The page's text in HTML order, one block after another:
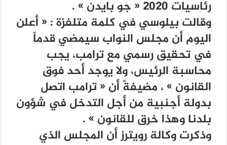
ﺭﺋﺎﺳﻴﺎﺕ 2020 ‏« ﺟﻮ ﺑﺎﻳﺪﻥ ‏» .
ﻭﻗﺎﻟﺖ ﺑﻴﻠﻮﺳﻲ ﻓﻲ ﻛﻠﻤﺔ ﻣﺘﻠﻔﺰﺓ : ‏« ﺃﻋﻠﻦ
ﺍﻟﻴﻮﻡ ﺃﻥ ﻣﺠﻠﺲ ﺍﻟﻨﻮﺍﺏ ﺳﻴﻤﻀﻲ ﻗﺪﻣﺎً
ﻓﻲ ﺗﺤﻘﻴﻖ ﺭﺳﻤﻲ ﻣﻊ ﺗﺮﺍﻣﺐ، ﻳﺠﺐ
ﻣﺤﺎﺳﺒﺔ ﺍﻟﺮﺋﻴﺲ، ﻭﻻ ﻳﻮﺟﺪ ﺃﺣﺪ ﻓﻮﻕ
ﺍﻟﻘﺎﻧﻮﻥ ‏» ، ﻣﻀﻴﻔﺔً ﺃﻥ ‏« ﺗﺮﺍﻣﺐ ﺍﺗﺼﻞ
ﺑﺪﻭﻟﺔ ﺃﺟﻨﺒﻴﺔ ﻣﻦ ﺃﺟﻞ ﺍﻟﺘﺪﺧﻞ ﻓﻲ ﺷﺆﻭﻥ
ﺑﻠﺪﻧﺎ ﻭﻫﺬﺍ ﺧﺮﻕ ﻟﻠﻘﺎﻧﻮﻥ ‏» .
ﻭﺫﻛﺮﺕ ﻭﻛﺎﻟﺔ ﺭﻭﻳﺘﺮﺯ ﺃﻥ ﺍﻟﻤﺠﻠﺲ ﺍﻟﺬﻱ